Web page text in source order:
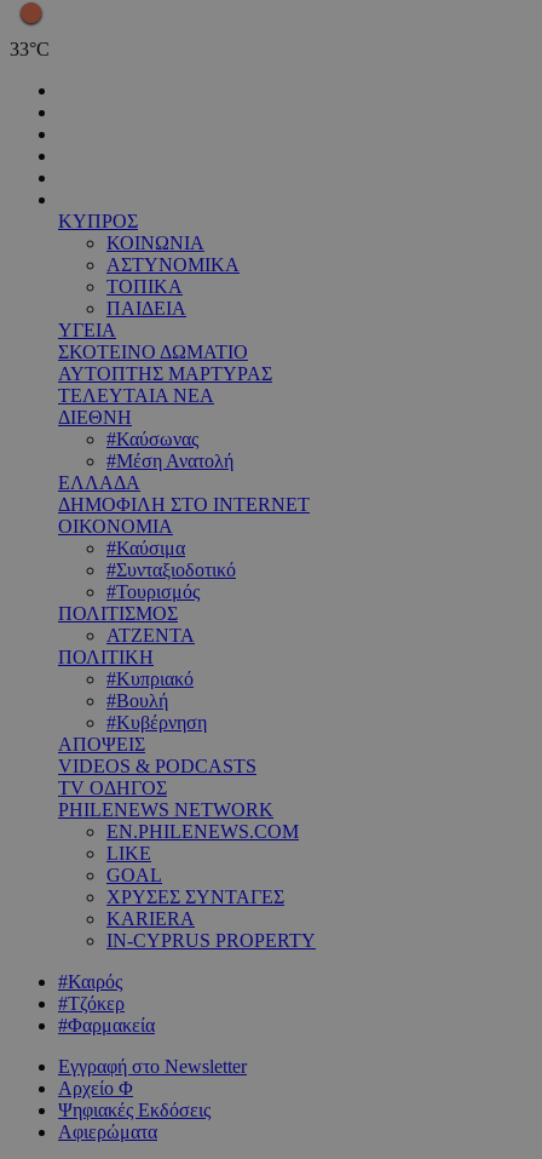
33°C
ΚΥΠΡΟΣ
ΚΟΙΝΩΝΙΑ
ΑΣΤΥΝΟΜΙΚΑ
ΤΟΠΙΚΑ
ΠΑΙΔΕΙΑ
ΥΓΕΙΑ
ΣΚΟΤΕΙΝΟ ΔΩΜΑΤΙΟ
ΑΥΤΟΠΤΗΣ ΜΑΡΤΥΡΑΣ
ΤΕΛΕΥΤΑΙΑ ΝΕΑ
ΔΙΕΘΝΗ
#Καύσωνας
#Μέση Ανατολή
ΕΛΛΑΔΑ
ΔΗΜΟΦΙΛΗ ΣΤΟ INTERNET
ΟΙΚΟΝΟΜΙΑ
#Καύσιμα
#Συνταξιοδοτικό
#Τουρισμός
ΠΟΛΙΤΙΣΜΟΣ
ΑΤΖΕΝΤΑ
ΠΟΛΙΤΙΚΗ
#Κυπριακό
#Βουλή
#Κυβέρνηση
ΑΠΟΨΕΙΣ
VIDEOS & PODCASTS
TV ΟΔΗΓΟΣ
PHILENEWS NETWORK
EN.PHILENEWS.COM
LIKE
GOAL
ΧΡΥΣΕΣ ΣΥΝΤΑΓΕΣ
KARIERA
IN-CYPRUS PROPERTY
#Καιρός
#Τζόκερ
#Φαρμακεία
Εγγραφή στο Newsletter
Αρχείο Φ
Ψηφιακές Εκδόσεις
Αφιερώματα